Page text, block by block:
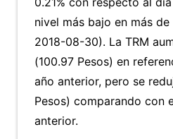
nivel más bajo en más
2018-08-30). La TRM
(100.97 Pesos) en
año anterior, pero se
Pesos) comparando con
anterior.